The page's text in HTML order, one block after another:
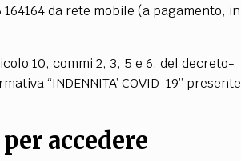
da rete mobile (a pagamento, in
10, commi 2, 3, 5 e 6, del decreto-
“INDENNITA’ COVID-19” presente
accedere